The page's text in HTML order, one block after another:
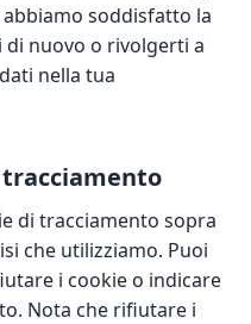
soddisfatto la
nuovo o rivolgerti a
nella tua
di tracciamento sopra
che utilizziamo. Puoi
i cookie o indicare
Nota che rifiutare i